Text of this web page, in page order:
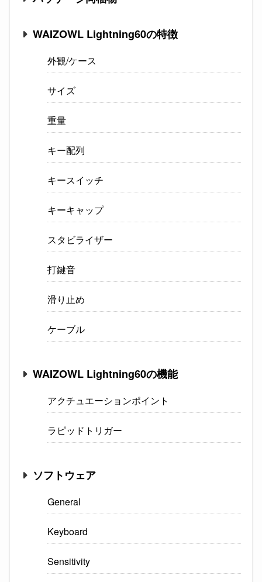
WAIZOWL Lightning60の特徴
外観/ケース
サイズ
重量
キー配列
キースイッチ
キーキャップ
スタビライザー
打鍵音
滑り止め
ケーブル
WAIZOWL Lightning60の機能
アクチュエーションポイント
ラピッドトリガー
ソフトウェア
General
Keyboard
Sensitivity